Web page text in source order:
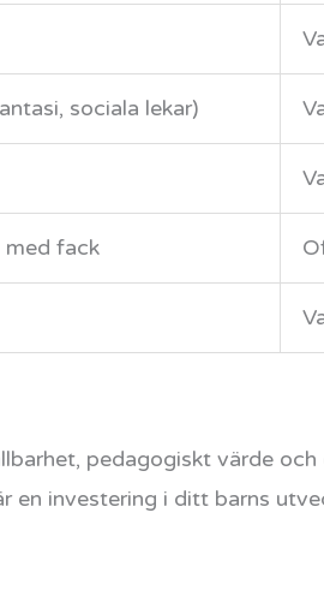
sociala lekar)
med fack
pedagogiskt värde
en investering i ditt barns